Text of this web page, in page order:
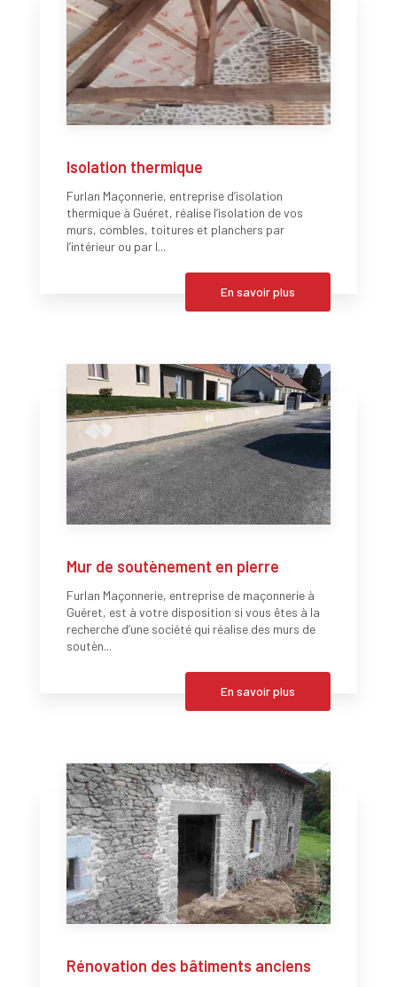
Isolation thermique
Furlan Maçonnerie, entreprise d’isolation
thermique à Guéret, réalise l’isolation de vos
murs, combles, toitures et planchers par
l’intérieur ou par l...
En savoir plus
Mur de soutènement en pierre
Furlan Maçonnerie, entreprise de maçonnerie à
Guéret, est à votre disposition si vous êtes à la
recherche d’une société qui réalise des murs de
soutèn...
En savoir plus
Rénovation des bâtiments anciens